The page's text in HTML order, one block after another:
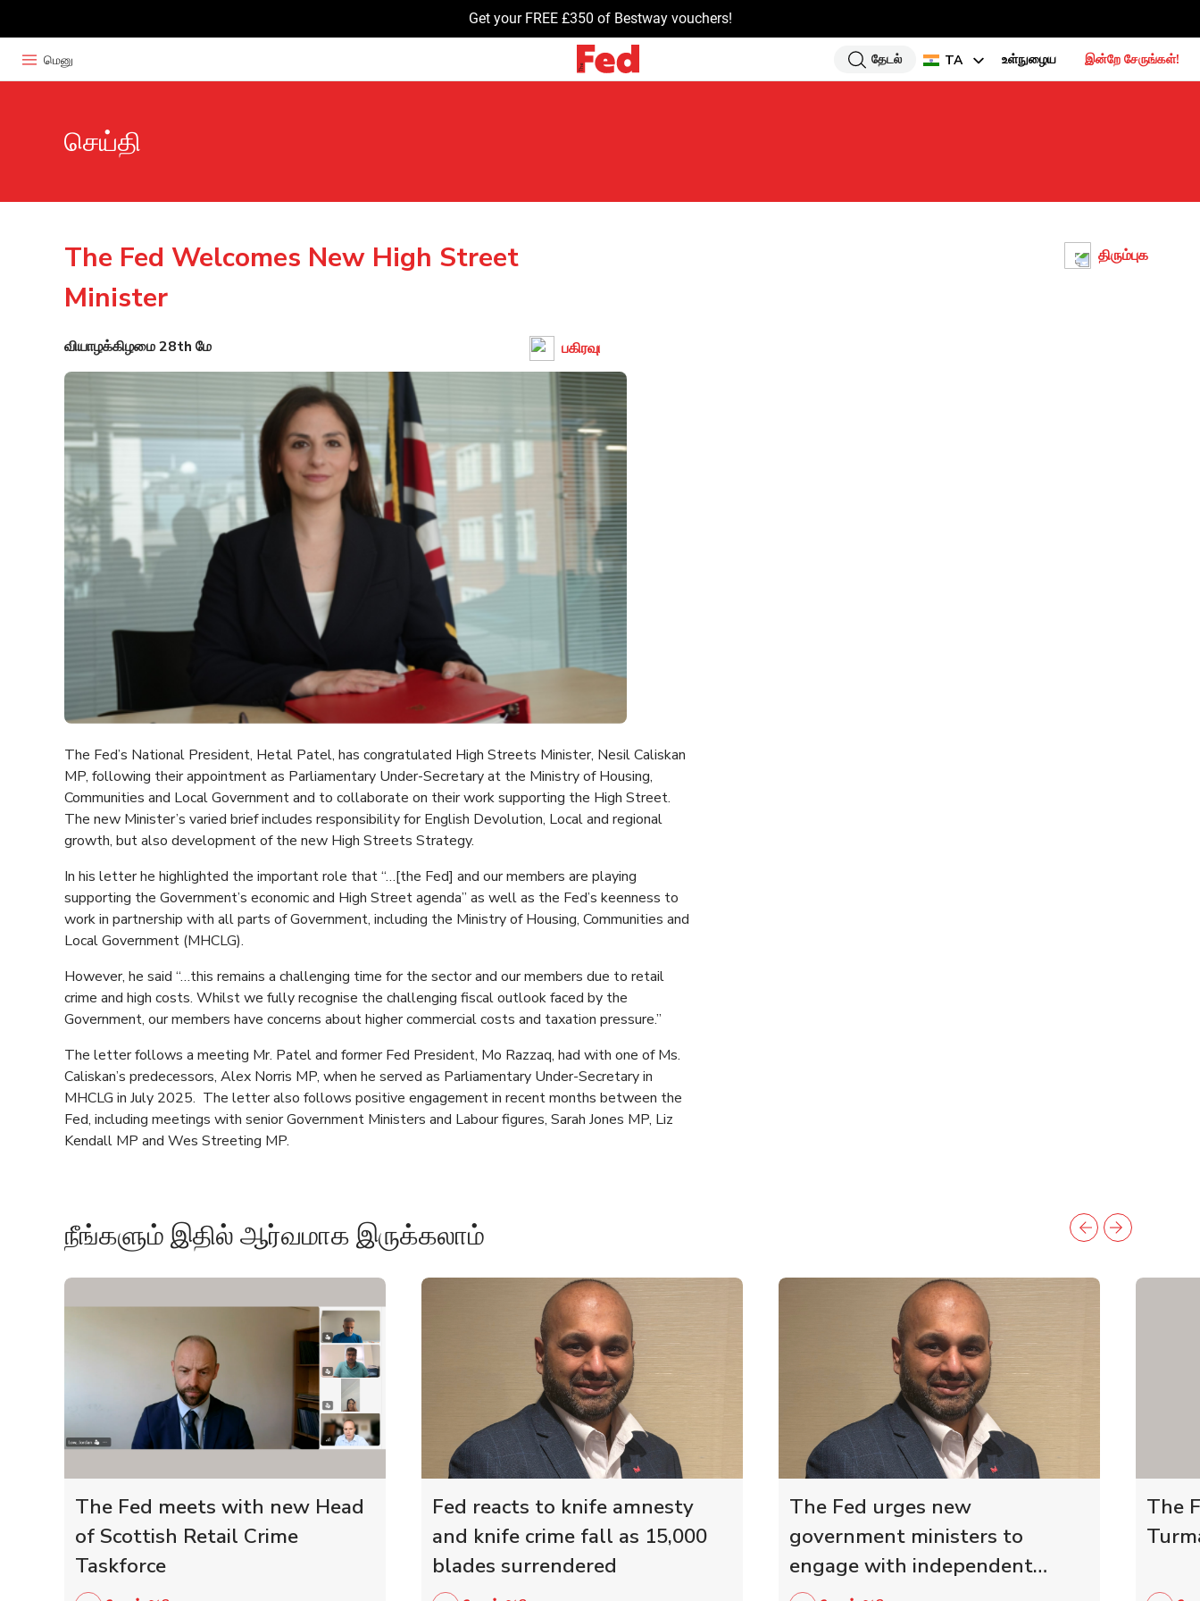
Get your FREE £350 of Bestway vouchers!
மெனு தேடல் TA உள்நுழைய இன்றே சேருங்கள்!
செய்தி
திரும்புக
The Fed Welcomes New High Street
Minister
வியாழக்கிழமை 28th மே பகிரவும்
The Fed’s National President, Hetal Patel, has congratulated High Streets Minister, Nesil Caliskan
MP, following their appointment as Parliamentary Under-Secretary at the Ministry of Housing,
Communities and Local Government and to collaborate on their work supporting the High Street.
The new Minister’s varied brief includes responsibility for English Devolution, Local and regional
growth, but also development of the new High Streets Strategy.
In his letter he highlighted the important role that “…[the Fed] and our members are playing
supporting the Government’s economic and High Street agenda” as well as the Fed’s keenness to
work in partnership with all parts of Government, including the Ministry of Housing, Communities and
Local Government (MHCLG).
However, he said “…this remains a challenging time for the sector and our members due to retail
crime and high costs. Whilst we fully recognise the challenging fiscal outlook faced by the
Government, our members have concerns about higher commercial costs and taxation pressure.”
The letter follows a meeting Mr. Patel and former Fed President, Mo Razzaq, had with one of Ms.
Caliskan’s predecessors, Alex Norris MP, when he served as Parliamentary Under-Secretary in
MHCLG in July 2025. The letter also follows positive engagement in recent months between the
Fed, including meetings with senior Government Ministers and Labour figures, Sarah Jones MP, Liz
Kendall MP and Wes Streeting MP.
நீங்களும் இதில் ஆர்வமாக இருக்கலாம்
The Fed meets with new Head
of Scottish Retail Crime
Taskforce
Fed reacts to knife amnesty
and knife crime fall as 15,000
blades surrendered
The Fed urges new
government ministers to
engage with independent
retailers
The